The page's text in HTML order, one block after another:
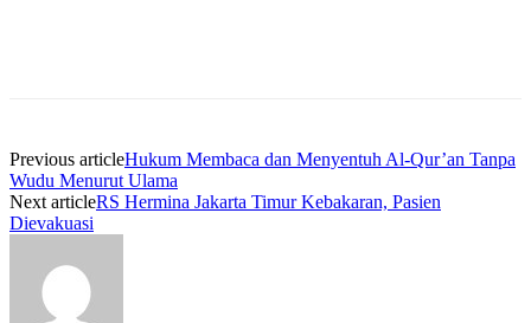
Previous articleHukum Membaca dan Menyentuh Al-Qur’an Tanpa
Wudu Menurut Ulama
Next articleRS Hermina Jakarta Timur Kebakaran, Pasien
Dievakuasi